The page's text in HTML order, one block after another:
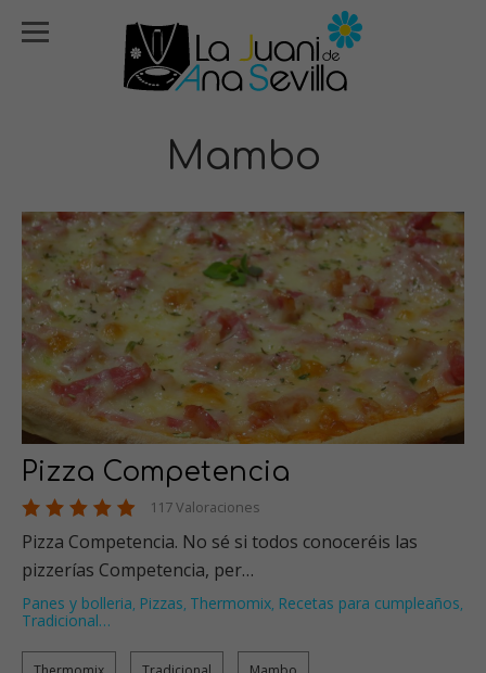
Mambo
Pizza Competencia
117 Valoraciones
Pizza Competencia. No sé si todos conoceréis las
pizzerías Competencia, per…
Panes y bolleria, Pizzas, Thermomix, Recetas para cumpleaños,
Tradicional…